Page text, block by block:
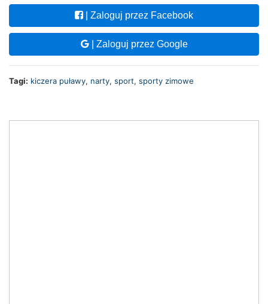
| Zaloguj przez Facebook
| Zaloguj przez Google
Tagi: kiczera puławy, narty, sport, sporty zimowe